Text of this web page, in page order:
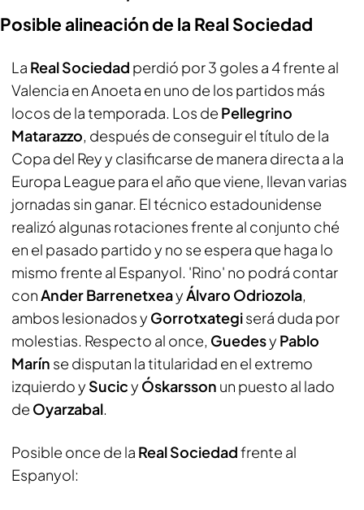
Posible alineación de la Real Sociedad
La Real Sociedad perdió por 3 goles a 4 frente al
Valencia en Anoeta en uno de los partidos más
locos de la temporada. Los de Pellegrino
Matarazzo, después de conseguir el título de la
Copa del Rey y clasificarse de manera directa a la
Europa League para el año que viene, llevan varias
jornadas sin ganar. El técnico estadounidense
realizó algunas rotaciones frente al conjunto ché
en el pasado partido y no se espera que haga lo
mismo frente al Espanyol. 'Rino' no podrá contar
conAnder BarrenetxeayÁlvaro Odriozola,
ambos lesionados y Gorrotxategiserá duda por
molestias. Respecto al once, Guedesy Pablo
Marín se disputan la titularidad en el extremo
izquierdo y Sucicy Óskarsson un puesto al lado
de Oyarzabal.
Posible once de la Real Sociedadfrente al
Espanyol: